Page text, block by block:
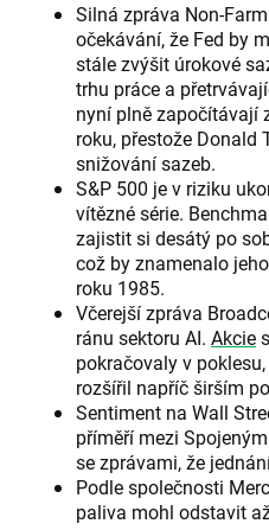
Silná zpráva Non-
očekávání, že Fed by
stále zvýšit úrokové
trhu práce a
nyní plně započítávají
roku, přestože Donald
snižování sazeb.
S&P 500 je v riziku
vítězné série.
zajistit si desátý po
což by znamenalo
roku 1985.
Včerejší zpráva
ránu sektoru AI. Akcie
pokračovaly v
rozšířil napříč širším
Sentiment na Wall
příměří mezi
se zprávami, že
Podle společnosti
paliva mohl odstavit